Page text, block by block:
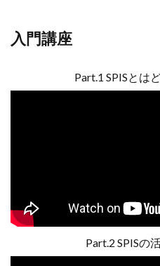
入門講座
Part.1 SPISとは
Part.2 SPISの